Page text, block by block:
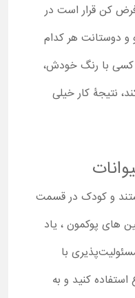
کن قرار است در
و دوستانت هر کدام
کسی با رنگ خودش،
نتیجۀ کار خیلی
و کودک در قسمت
های پوکمون ، یاد
با
استفاده کنید و به